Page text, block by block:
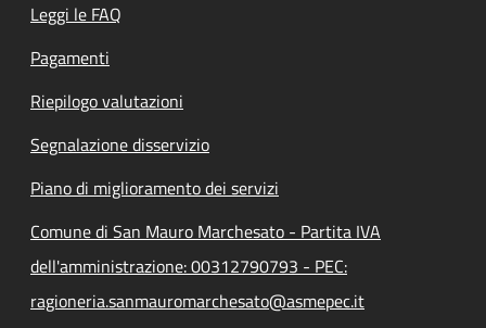
Leggi le FAQ
Pagamenti
Riepilogo valutazioni
Segnalazione disservizio
Piano di miglioramento dei servizi
Comune di San Mauro Marchesato - Partita IVA
dell'amministrazione: 00312790793 - PEC:
ragioneria.sanmauromarchesato@asmepec.it